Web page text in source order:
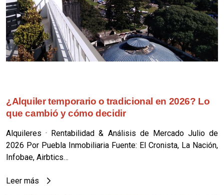
¿Alquiler temporario o tradicional en 2026? Lo
que cambió y cómo decidir
Alquileres · Rentabilidad & Análisis de Mercado Julio de
2026 Por Puebla Inmobiliaria Fuente: El Cronista, La Nación,
Infobae, Airbtics…
Leer más